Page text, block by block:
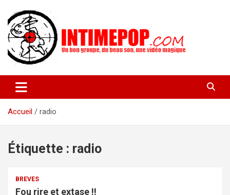
contenu
intimepop.com
actuelles pop rock, post-rock, indé sur Lyon. rock pop concert
lyon
Accueil
radio
Étiquette : radio
BREVES
Fou rire et extase !!